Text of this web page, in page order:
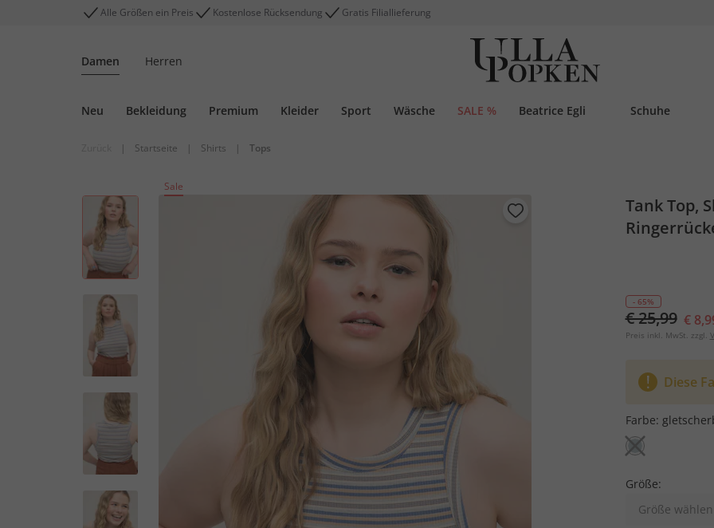
Alle Größen ein Preis Kostenlose Rücksendung Gratis Filiallieferung
Damen Herren
Neu Bekleidung Premium Kleider Sport Wäsche SALE % Beatrice Egli Schuhe
| Startseite | Shirts | Tops
Sale
Tank Top,
- 65%
€ 25,99 €
Preis inkl. MwSt. zzgl.
Diese
Farbe:
Größe:
Größe wählen